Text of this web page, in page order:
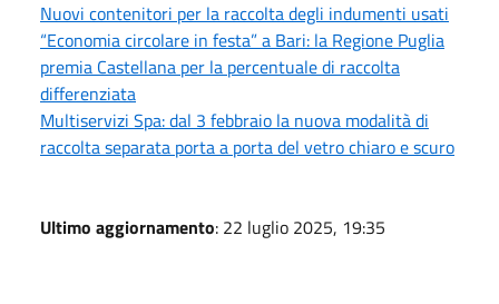
Nuovi contenitori per la raccolta degli indumenti usati
“Economia circolare in festa” a Bari: la Regione Puglia
premia Castellana per la percentuale di raccolta
differenziata
Multiservizi Spa: dal 3 febbraio la nuova modalità di
raccolta separata porta a porta del vetro chiaro e scuro
Ultimo aggiornamento: 22 luglio 2025, 19:35